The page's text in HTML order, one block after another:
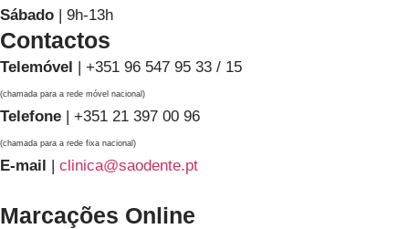
Sábado | 9h-13h
Contactos
Telemóvel | +351 96 547 95 33 / 15
(chamada para a rede móvel nacional)
Telefone | +351 21 397 00 96
(chamada para a rede fixa nacional)
E-mail | clinica@saodente.pt
Marcações Online